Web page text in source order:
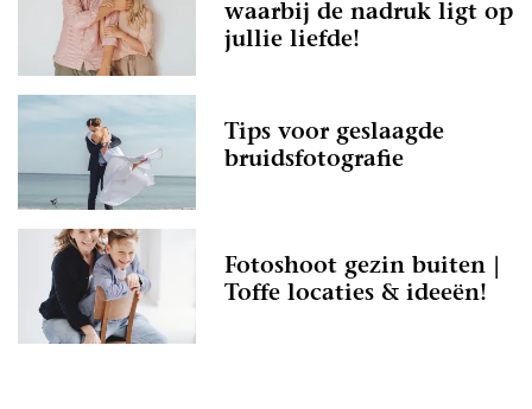
waarbij de nadruk ligt op
jullie liefde!
Tips voor geslaagde
bruidsfotografie
Fotoshoot gezin buiten |
Toffe locaties & ideeën!